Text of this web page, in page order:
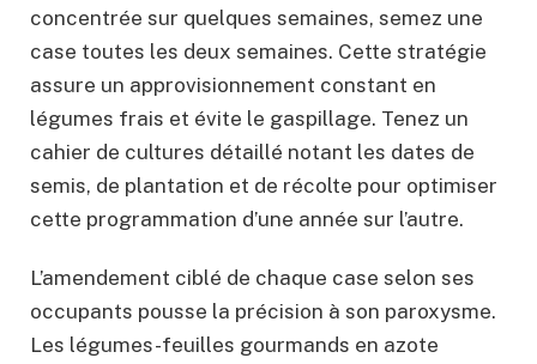
concentrée sur quelques semaines, semez une
case toutes les deux semaines. Cette stratégie
assure un approvisionnement constant en
légumes frais et évite le gaspillage. Tenez un
cahier de cultures détaillé notant les dates de
semis, de plantation et de récolte pour optimiser
cette programmation d’une année sur l’autre.
L’amendement ciblé de chaque case selon ses
occupants pousse la précision à son paroxysme.
Les légumes-feuilles gourmands en azote